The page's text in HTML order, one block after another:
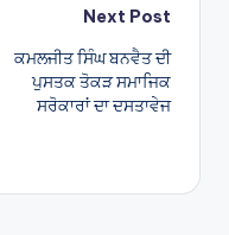
Next Post
ਕਮਲਜੀਤ ਸਿੰਘ ਬਨਵੈਤ ਦੀ
ਪੁਸਤਕ ਤੋਕੜ ਸਮਾਜਿਕ
ਸਰੋਕਾਰਾਂ ਦਾ ਦਸਤਾਵੇਜ